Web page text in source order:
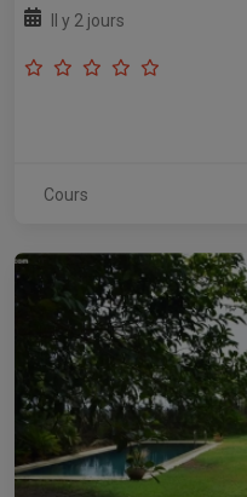
Il y 2 jours
Cours